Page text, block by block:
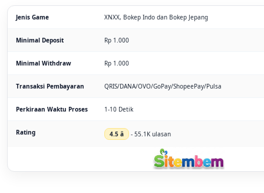
Jenis Game XNXX, Bokep Indo dan Bokep Jepang
Minimal Deposit Rp 1.000
Minimal Withdraw Rp 1.000
Transaksi Pembayaran QRIS/DANA/OVO/GoPay/ShopeePay/Pulsa
Perkiraan Waktu Proses 1-10 Detik
Rating 4.5 â­ - 55.1K ulasan